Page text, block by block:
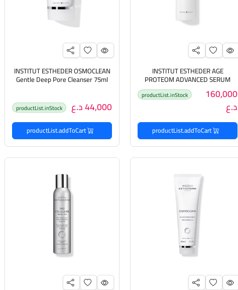
INSTITUT ESTHEDER AGE
PROTEOM ADVANCED SERUM
30ml سيروم معالج لعلامات التقدم
بالسن 160,000
د.ع
productList.inStock
productList.addToCart
INSTITUT ESTHEDER OSMOCLEAN
Gentle Deep Pore Cleanser 75ml
44,000 د.ع productList.inStock
productList.addToCart